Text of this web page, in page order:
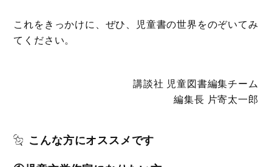
これをきっかけに、ぜひ、児童書の世界をのぞいてみ
てください。
講談社 児童図書編集チーム
編集長 片寄太一郎
こんな方にオススメです